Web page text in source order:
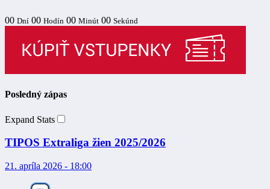
00 Dní 00 Hodín 00 Minút 00 Sekúnd
Posledný zápas
Expand Stats
TIPOS Extraliga žien 2025/2026
21. apríla 2026 - 18:00